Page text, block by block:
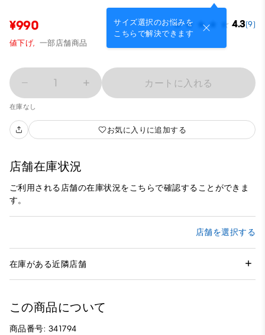
サイズ選択のお悩みを
こちらで解決できます
¥990 4.3(9)
値下げ, 一部店舗商品
1 カートに入れる
在庫なし
お気に入りに追加する
店舗在庫状況
ご利用される店舗の在庫状況をこちらで確認することができま
す。
店舗を選択する
在庫がある近隣店舗
この商品について
商品番号: 341794